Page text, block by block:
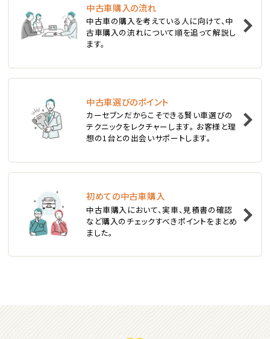
1位
2位
スバル
レガシィツーリングワゴン
3位
トヨタ
カローラフィールダー
中古車購入の流れ
中古車の購入を考えている人に向けて、中
古車購入の流れについて順を追って解説し
ます。
中古車選びのポイント
カーセブンだからこそできる賢い車選びの
テクニックをレクチャーします。 お客様と理
想の1台との出会いサポートします。
初めての中古車購入
中古車購入において、実車、見積書の確認
など購入のチェックすべきポイントをまとめ
ました。